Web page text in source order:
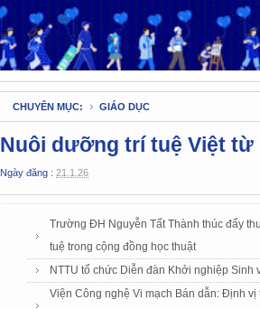
CHUYÊN MỤC: GIÁO DỤC
Nuôi dưỡng trí tuệ Việt
Ngày đăng : 21.1.26
Trường ĐH Nguyễn Tất Thành thúc đẩy
tuệ trong cộng đồng học thuật
NTTU tổ chức Diễn đàn Khởi nghiệp Sinh
Viện Công nghệ Vi mạch Bán dẫn: Định